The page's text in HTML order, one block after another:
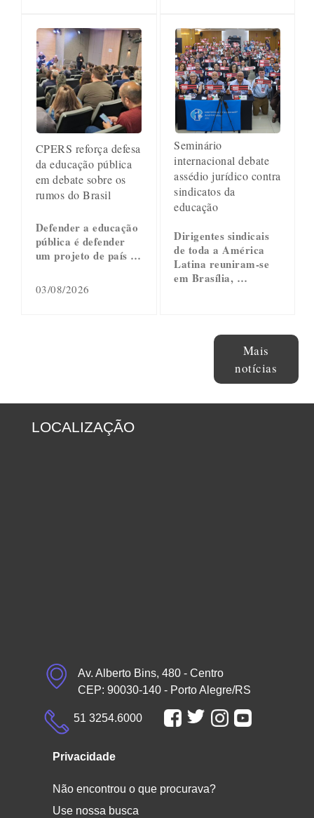
CPERS reforça defesa
da educação pública
em debate sobre os
rumos do Brasil
Defender a educação
pública é defender
um projeto de país …
03/08/2026
Seminário
internacional debate
assédio jurídico contra
sindicatos da
educação
Dirigentes sindicais
de toda a América
Latina reuniram-se
em Brasília, …
Mais
notícias
LOCALIZAÇÃO
Av. Alberto Bins, 480 - Centro
CEP: 90030-140 - Porto Alegre/RS
51 3254.6000
Privacidade
Não encontrou o que procurava?
Use nossa busca